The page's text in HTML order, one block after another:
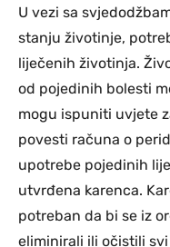
U vezi sa
stanju životinje,
liječenih životinja.
od pojedinih bolesti
mogu ispuniti uvjete
povesti računa o
upotrebe pojedinih
utvrđena karenca.
potreban da bi se iz
eliminirali ili očistili